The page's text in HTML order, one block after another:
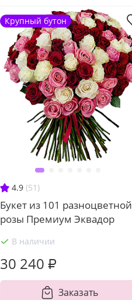
4.9 (51)
Букет из 101 разноцветной
розы Премиум Эквадор
В наличии
30 240 ₽
Заказать
Крупный бутон